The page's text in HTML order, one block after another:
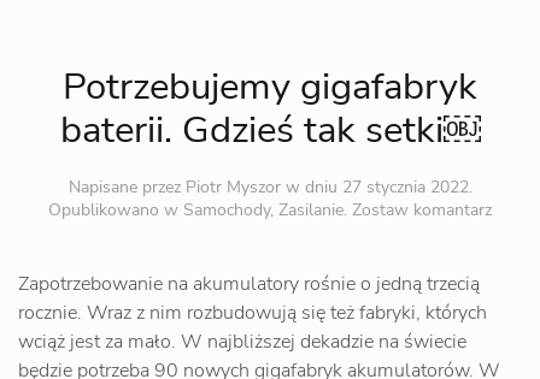
Potrzebujemy gigafabryk
baterii. Gdzieś tak setki￼
Napisane przez Piotr Myszorw dniu 27 stycznia 2022.
Opublikowano w Samochody, Zasilanie. Zostaw komantarz
Zapotrzebowanie na akumulatory rośnie o jedną trzecią
rocznie. Wraz z nim rozbudowują się też fabryki, których
wciąż jest za mało. W najbliższej dekadzie na świecie
będzie potrzeba 90 nowych gigafabryk akumulatorów. W